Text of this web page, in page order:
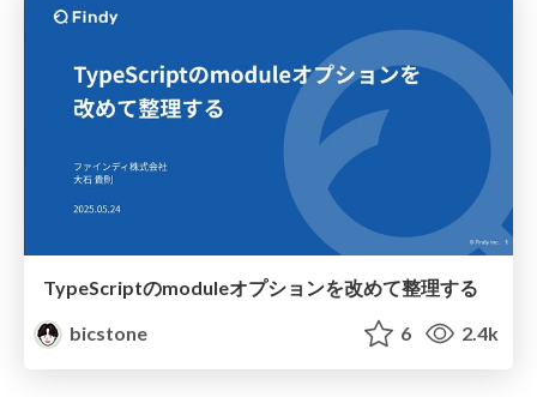
TypeScriptのmoduleオプションを改めて整理する
bicstone
6 2.4k